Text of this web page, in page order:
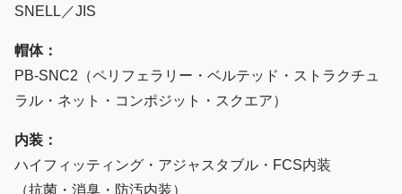
SNELL／JIS
帽体：
PB-SNC2（ペリフェラリー・ベルテッド・ストラクチュ
ラル・ネット・コンポジット・スクエア）
内装：
ハイフィッティング・アジャスタブル・FCS内装
（抗菌・消臭・防汚内装）